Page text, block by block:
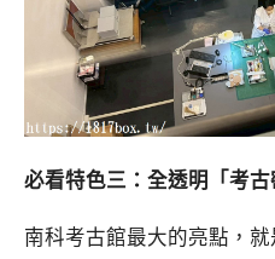
必看特色三：全透明「考古
南科考古館最大的亮點，